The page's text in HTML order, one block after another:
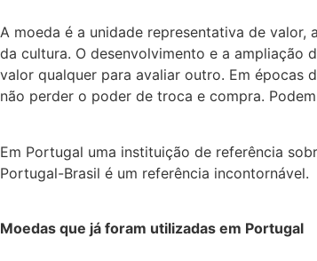
A moeda é a unidade representativa de
da cultura. O desenvolvimento e a ampliação
valor qualquer para avaliar outro. Em épocas
não perder o poder de troca e compra.
Em Portugal uma instituição de referência
Portugal-Brasil é um referência incontornável.
Moedas que já foram utilizadas em Portugal